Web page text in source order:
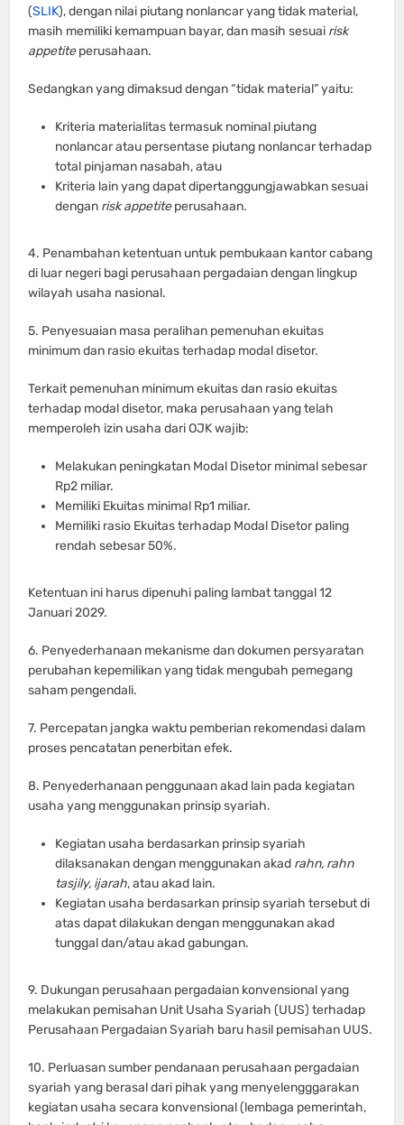
(SLIK), dengan nilai piutang nonlancar yang tidak material,
masih memiliki kemampuan bayar, dan masih sesuai risk
appetiteperusahaan.
Sedangkan yang dimaksud dengan “tidak material” yaitu:
Kriteria materialitas termasuk nominal piutang
nonlancar atau persentase piutang nonlancar terhadap
total pinjaman nasabah, atau
Kriteria lain yang dapat dipertanggungjawabkan sesuai
dengan risk appetiteperusahaan.
4. Penambahan ketentuan untuk pembukaan kantor cabang
di luar negeri bagi perusahaan pergadaian dengan lingkup
wilayah usaha nasional.
5. Penyesuaian masa peralihan pemenuhan ekuitas
minimum dan rasio ekuitas terhadap modal disetor.
Terkait pemenuhan minimum ekuitas dan rasio ekuitas
terhadap modal disetor, maka perusahaan yang telah
memperoleh izin usaha dari OJK wajib:
Melakukan peningkatan Modal Disetor minimal sebesar
Rp2 miliar.
Memiliki Ekuitas minimal Rp1 miliar.
Memiliki rasio Ekuitas terhadap Modal Disetor paling
rendah sebesar 50%.
Ketentuan ini harus dipenuhi paling lambat tanggal 12
Januari 2029.
6. Penyederhanaan mekanisme dan dokumen persyaratan
perubahan kepemilikan yang tidak mengubah pemegang
saham pengendali.
7. Percepatan jangka waktu pemberian rekomendasi dalam
proses pencatatan penerbitan efek.
8. Penyederhanaan penggunaan akad lain pada kegiatan
usaha yang menggunakan prinsip syariah.
Kegiatan usaha berdasarkan prinsip syariah
dilaksanakan dengan menggunakan akad rahn, rahn
tasjily, ijarah, atau akad lain.
Kegiatan usaha berdasarkan prinsip syariah tersebut di
atas dapat dilakukan dengan menggunakan akad
tunggal dan/atau akad gabungan.
9. Dukungan perusahaan pergadaian konvensional yang
melakukan pemisahan Unit Usaha Syariah (UUS) terhadap
Perusahaan Pergadaian Syariah baru hasil pemisahan UUS.
10. Perluasan sumber pendanaan perusahaan pergadaian
syariah yang berasal dari pihak yang menyelengggarakan
kegiatan usaha secara konvensional (lembaga pemerintah,